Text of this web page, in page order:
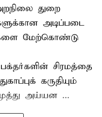
துறை
அடிப்படை
மேற்கொண்டு
சிரமத்தை
கருதியும்
அய்யன ...